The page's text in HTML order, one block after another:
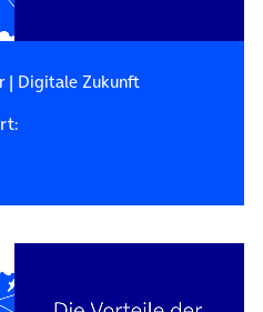
| Digitale Zukunft